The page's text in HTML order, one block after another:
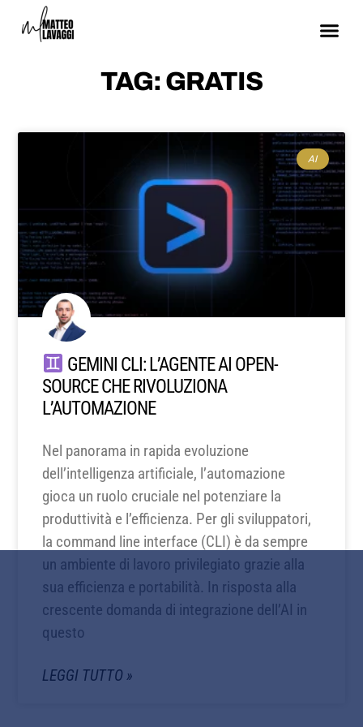
TAG: GRATIS
AI
GEMINI CLI: L’AGENTE AI OPEN-
SOURCE CHE RIVOLUZIONA
L’AUTOMAZIONE
Nel panorama in rapida evoluzione
dell’intelligenza artificiale, l’automazione
gioca un ruolo cruciale nel potenziare la
produttività e l’efficienza. Per gli sviluppatori,
la command line interface (CLI) è da sempre
un ambiente di lavoro privilegiato grazie alla
sua efficienza e portabilità. In risposta alla
crescente domanda di integrazione dell’AI in
questo
LEGGI TUTTO »